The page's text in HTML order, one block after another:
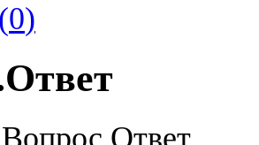
(0)
Вопрос.Ответ